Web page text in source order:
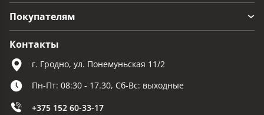
Покупателям
Контакты
г. Гродно, ул. Понемуньская 11/2
Пн-Пт: 08:30 - 17.30, Сб-Вс: выходные
+375 152 60-33-17